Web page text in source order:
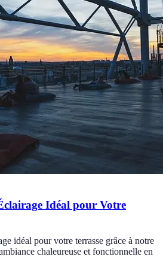
Idéal pour Votre
idéal pour votre terrasse grâce à notre
chaleureuse et fonctionnelle en